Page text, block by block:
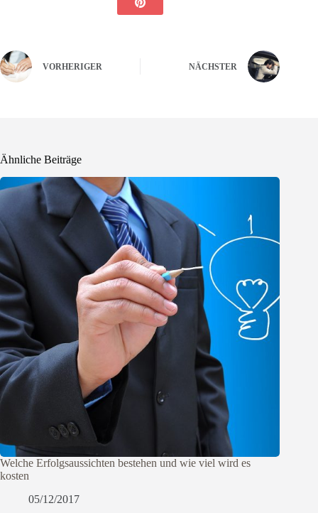
VORHERIGER NÄCHSTER
Ähnliche Beiträge
Welche Erfolgsaussichten bestehen und wie viel wird es
kosten
05/12/2017